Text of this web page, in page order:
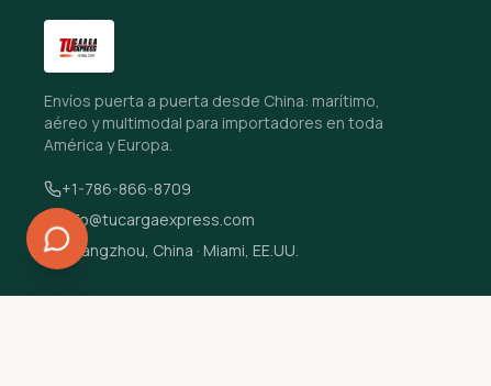
Envíos puerta a puerta desde China: marítimo,
aéreo y multimodal para importadores en toda
América y Europa.
+1-786-866-8709
info@tucargaexpress.com
Guangzhou, China · Miami, EE.UU.